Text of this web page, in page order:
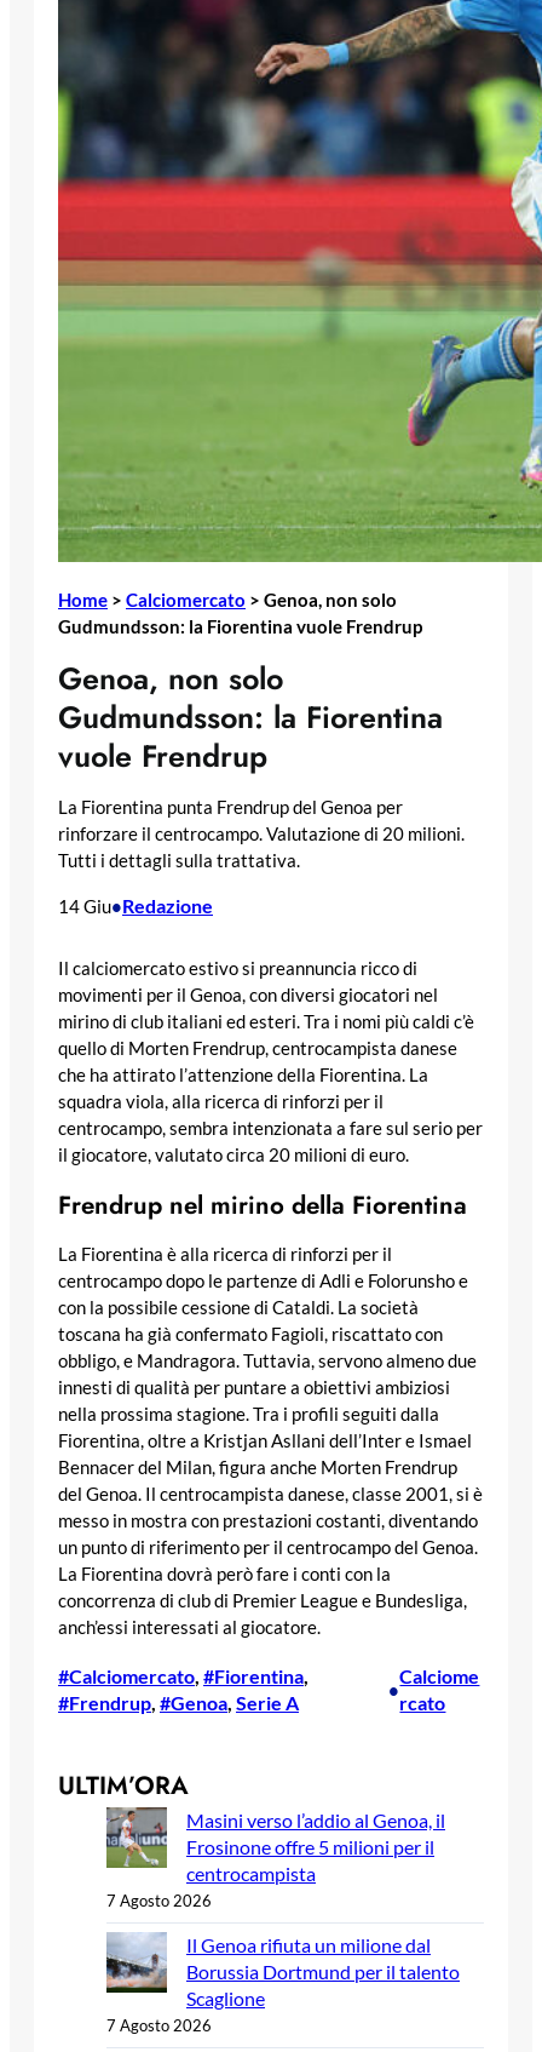
Home > Calciomercato > Genoa, non solo
Gudmundsson: la Fiorentina vuole Frendrup
Genoa, non solo
Gudmundsson: la Fiorentina
vuole Frendrup
La Fiorentina punta Frendrup del Genoa per
rinforzare il centrocampo. Valutazione di 20 milioni.
Tutti i dettagli sulla trattativa.
14 Giu•Redazione
Il calciomercato estivo si preannuncia ricco di
movimenti per il Genoa, con diversi giocatori nel
mirino di club italiani ed esteri. Tra i nomi più caldi c’è
quello di Morten Frendrup, centrocampista danese
che ha attirato l’attenzione della Fiorentina. La
squadra viola, alla ricerca di rinforzi per il
centrocampo, sembra intenzionata a fare sul serio per
il giocatore, valutato circa 20 milioni di euro.
Frendrup nel mirino della Fiorentina
La Fiorentina è alla ricerca di rinforzi per il
centrocampo dopo le partenze di Adli e Folorunsho e
con la possibile cessione di Cataldi. La società
toscana ha già confermato Fagioli, riscattato con
obbligo, e Mandragora. Tuttavia, servono almeno due
innesti di qualità per puntare a obiettivi ambiziosi
nella prossima stagione. Tra i profili seguiti dalla
Fiorentina, oltre a Kristjan Asllani dell’Inter e Ismael
Bennacer del Milan, figura anche Morten Frendrup
del Genoa. Il centrocampista danese, classe 2001, si è
messo in mostra con prestazioni costanti, diventando
un punto di riferimento per il centrocampo del Genoa.
La Fiorentina dovrà però fare i conti con la
concorrenza di club di Premier League e Bundesliga,
anch’essi interessati al giocatore.
#Calciomercato, #Fiorentina
#Frendrup, #Genoa, Serie A
•
Calciome
rcato
ULTIM’ORA
Masini verso l’addio al Genoa, il
Frosinone offre 5 milioni per il
centrocampista
7 Agosto 2026
Il Genoa rifiuta un milione dal
Borussia Dortmund per il talento
Scaglione
7 Agosto 2026